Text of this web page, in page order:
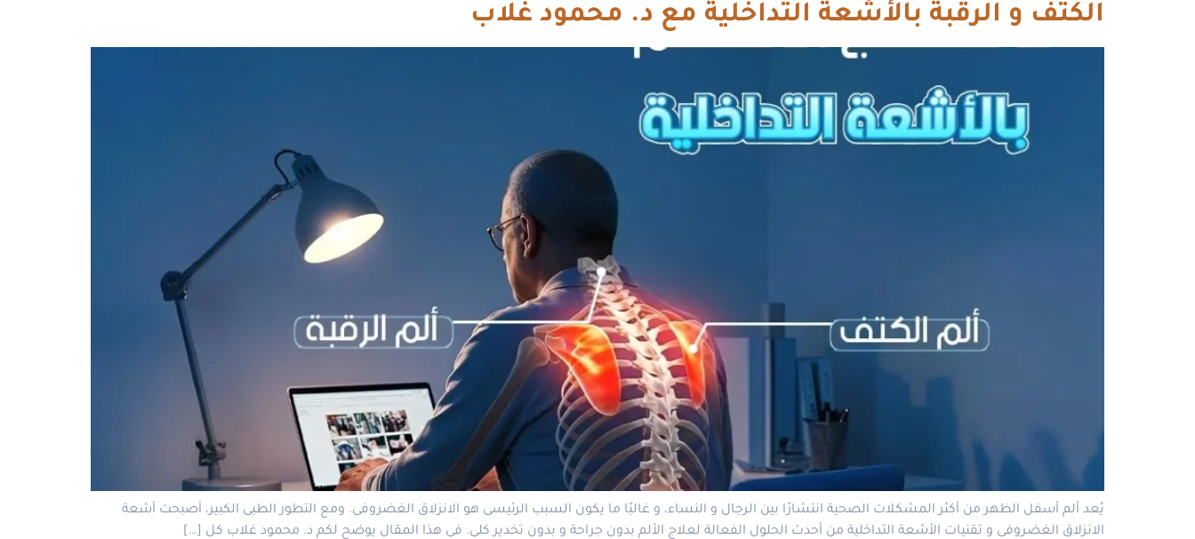
الكتف و الرقبة بالأشعة التداخلية مع د. محمود غلاب
يُعد ألم أسفل الظهر من أكثر المشكلات الصحية انتشارًا بين الرجال و النساء، و غالبًا ما يكون السبب الرئيسى هو الانزلاق الغضروفى. ومع التطور الطبى الكبير، أصبحت أشعة
الانزلاق الغضروفى و تقنيات الأشعة التداخلية من أحدث الحلول الفعالة لعلاج الألم بدون جراحة و بدون تخدير كلى. فى هذا المقال يوضح لكم د. محمود غلاب كل […]